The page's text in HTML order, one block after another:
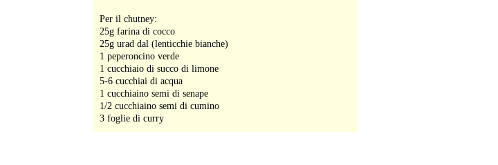
Per il chutney:
25g farina di cocco
25g urad dal (lenticchie bianche)
1 peperoncino verde
1 cucchiaio di succo di limone
5-6 cucchiai di acqua
1 cucchiaino semi di senape
1/2 cucchiaino semi di cumino
3 foglie di curry